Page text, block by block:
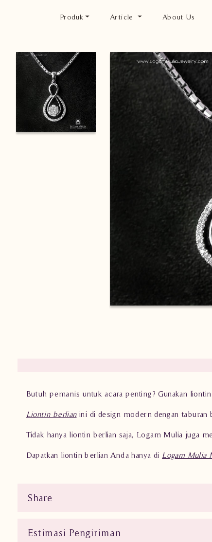
Produk Article About Us
Butuh pemanis untuk acara penting? Gunakan
Liontin berlianini di design modern dengan taburan
Tidak hanya liontin berlian saja, Logam Mulia juga
Dapatkan liontin berlian Anda hanya di Logam Mulia
Share
Estimasi Pengiriman